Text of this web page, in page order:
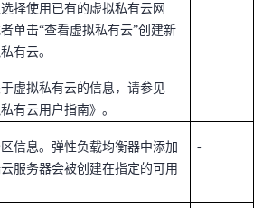
择使用已有的虚拟私有云网
单击“查看虚拟私有云”创建新
有云。
虚拟私有云的信息，请参见
私有云用户指南》。
信息。弹性负载均衡器中添加
服务器会被创建在指定的可用
-